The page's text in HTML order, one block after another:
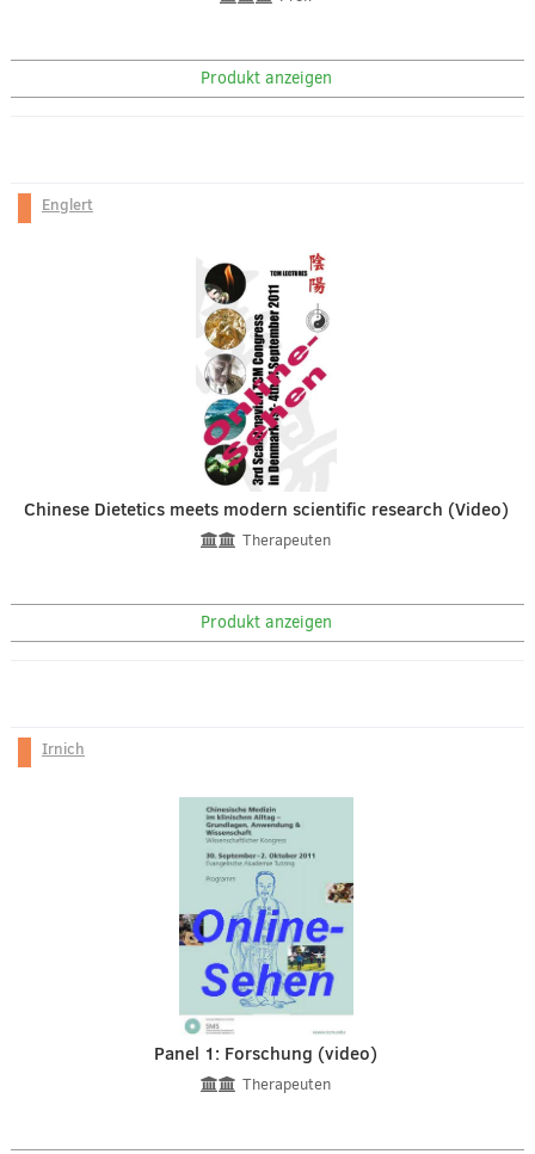
Produkt anzeigen
Englert
Chinese Dietetics meets modern scientific research (Video)
Therapeuten
Produkt anzeigen
Irnich
Panel 1: Forschung (video)
Therapeuten